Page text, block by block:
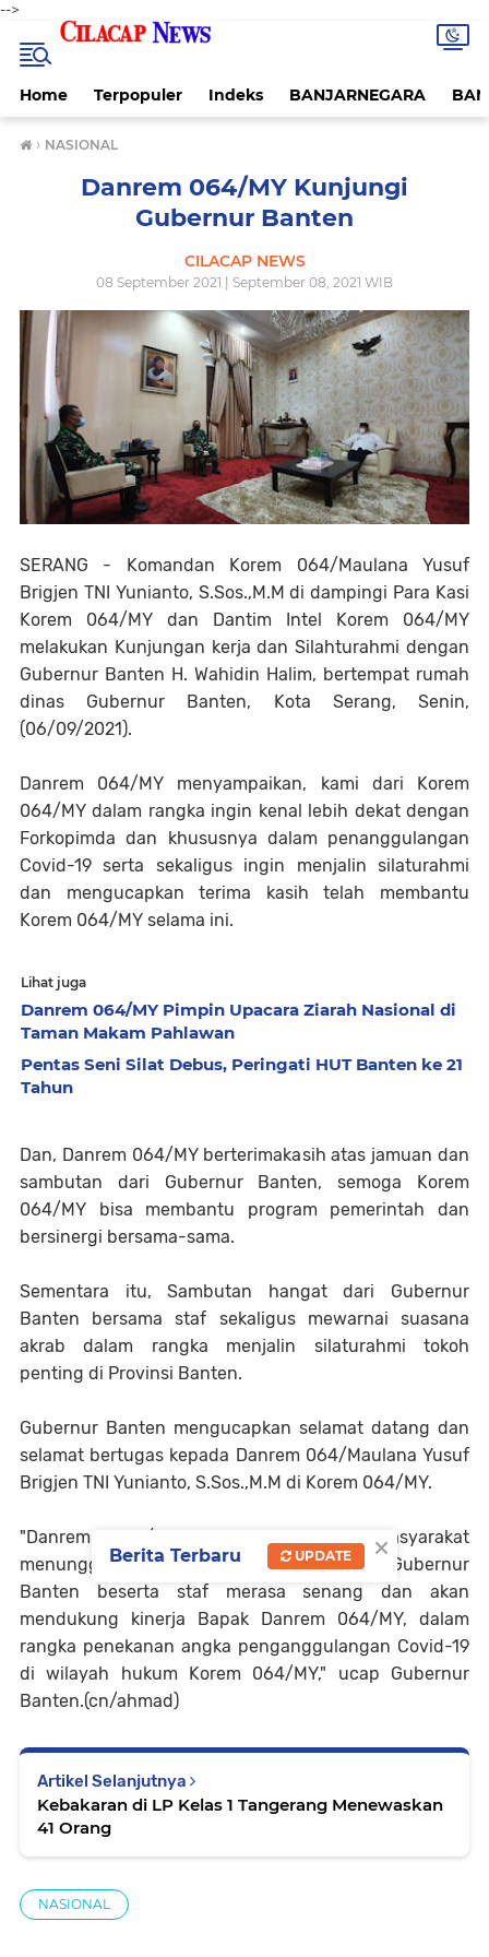
-->
Home Terpopuler Indeks BANJARNEGARA
› NASIONAL
Danrem 064/MY Kunjungi
Gubernur Banten
CILACAP NEWS
08 September 2021 | September 08, 2021 WIB
SERANG - Komandan Korem 064/Maulana Yusuf
Brigjen TNI Yunianto, S.Sos.,M.M di dampingi Para Kasi
Korem 064/MY dan Dantim Intel Korem 064/MY
melakukan Kunjungan kerja dan Silahturahmi dengan
Gubernur Banten H. Wahidin Halim, bertempat rumah
dinas Gubernur Banten, Kota Serang, Senin,
(06/09/2021).
Danrem 064/MY menyampaikan, kami dari Korem
064/MY dalam rangka ingin kenal lebih dekat dengan
Forkopimda dan khususnya dalam penanggulangan
Covid-19 serta sekaligus ingin menjalin silaturahmi
dan mengucapkan terima kasih telah membantu
Korem 064/MY selama ini.
Lihat juga
Danrem 064/MY Pimpin Upacara Ziarah Nasional di
Taman Makam Pahlawan
Pentas Seni Silat Debus, Peringati HUT Banten ke 21
Tahun
Dan, Danrem 064/MY berterimakasih atas jamuan dan
sambutan dari Gubernur Banten, semoga Korem
064/MY bisa membantu program pemerintah dan
bersinergi bersama-sama.
Sementara itu, Sambutan hangat dari Gubernur
Banten bersama staf sekaligus mewarnai suasana
akrab dalam rangka menjalin silaturahmi tokoh
penting di Provinsi Banten.
Gubernur Banten mengucapkan selamat datang dan
selamat bertugas kepada Danrem 064/Maulana Yusuf
Brigjen TNI Yunianto, S.Sos.,M.M di Korem 064/MY.
"Danrem 064/MY selamat bekerja, masyarakat
menunggu pengabdian bapak, saya selaku Gubernur
Banten beserta staf merasa senang dan akan
mendukung kinerja Bapak Danrem 064/MY, dalam
rangka penekanan angka penganggulangan Covid-19
di wilayah hukum Korem 064/MY," ucap Gubernur
Banten.(cn/ahmad)
Artikel Selanjutnya
Kebakaran di LP Kelas 1 Tangerang Menewaskan
41 Orang
NASIONAL
×
Berita Terbaru UPDATE